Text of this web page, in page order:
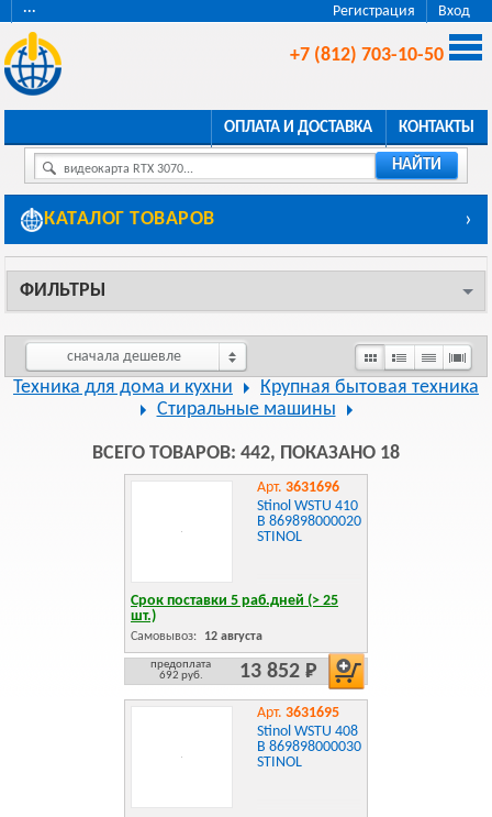
Регистрация Вход
···
+7 (812) 703-10-50
ОПЛАТА И ДОСТАВКА КОНТАКТЫ
видеокарта RTX 3070... НАЙТИ
КАТАЛОГ ТОВАРОВ ›
ФИЛЬТРЫ
сначала дешевле
Техника для дома и кухни
Крупная бытовая техника
Стиральные машины
ВСЕГО ТОВАРОВ: 442, ПОКАЗАНО 18
Арт. 3631696
Stinol WSTU 410
B 869898000020
STINOL
Срок поставки 5 раб.дней (> 25
шт.)
Самовывоз: 12 августа
предоплата
692 руб.
13 852 Р
Арт. 3631695
Stinol WSTU 408
B 869898000030
STINOL